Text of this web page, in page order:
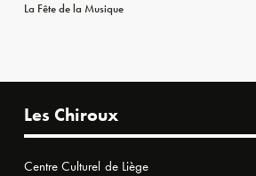
La Fête de la Musique
Les Chiroux
Centre Culturel de Liège